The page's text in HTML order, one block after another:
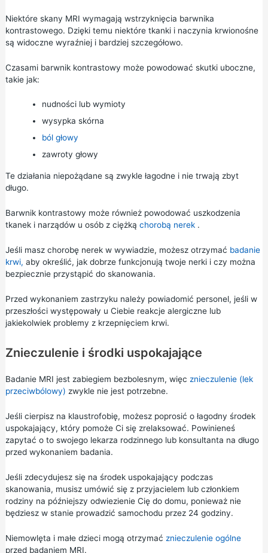
Niektóre skany MRI wymagają wstrzyknięcia barwnika
kontrastowego. Dzięki temu niektóre tkanki i naczynia krwionośne
są widoczne wyraźniej i bardziej szczegółowo.
Czasami barwnik kontrastowy może powodować skutki uboczne,
takie jak:
nudności lub wymioty
wysypka skórna
ból głowy
zawroty głowy
Te działania niepożądane są zwykle łagodne i nie trwają zbyt
długo.
Barwnik kontrastowy może również powodować uszkodzenia
tkanek i narządów u osób z ciężką chorobą nerek.
Jeśli masz chorobę nerek w wywiadzie, możesz otrzymać badanie
krwi, aby określić, jak dobrze funkcjonują twoje nerki i czy można
bezpiecznie przystąpić do skanowania.
Przed wykonaniem zastrzyku należy powiadomić personel, jeśli w
przeszłości występowały u Ciebie reakcje alergiczne lub
jakiekolwiek problemy z krzepnięciem krwi.
Znieczulenie i środki uspokajające
Badanie MRI jest zabiegiem bezbolesnym, więc znieczulenie (lek
przeciwbólowy) zwykle nie jest potrzebne.
Jeśli cierpisz na klaustrofobię, możesz poprosić o łagodny środek
uspokajający, który pomoże Ci się zrelaksować. Powinieneś
zapytać o to swojego lekarza rodzinnego lub konsultanta na długo
przed wykonaniem badania.
Jeśli zdecydujesz się na środek uspokajający podczas
skanowania, musisz umówić się z przyjacielem lub członkiem
rodziny na późniejszy odwiezienie Cię do domu, ponieważ nie
będziesz w stanie prowadzić samochodu przez 24 godziny.
Niemowlęta i małe dzieci mogą otrzymać znieczulenie ogólne
przed badaniem MRI.